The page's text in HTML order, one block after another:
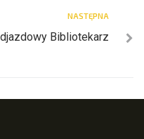
NASTĘPNA
Bibliotekarz